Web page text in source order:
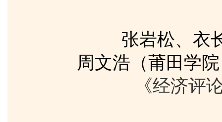
张岩松、衣
周文浩（莆田学
《经济评